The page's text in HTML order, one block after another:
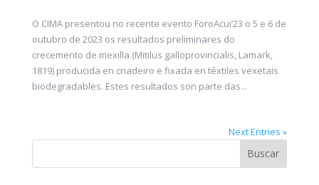
O CIMA presentou no recente evento ForoAcui’23 o 5 e 6 de
outubro de 2023 os resultados preliminares do
crecemento de mexilla (Mitilus galloprovincialis, Lamark,
1819) producida en criadeiro e fixada en téxtiles vexetais
biodegradables. Estes resultados son parte das...
Next Entries »
Buscar